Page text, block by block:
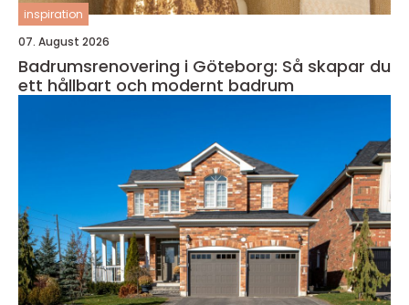
inspiration
07. August 2026
Badrumsrenovering i Göteborg: Så skapar du
ett hållbart och modernt badrum